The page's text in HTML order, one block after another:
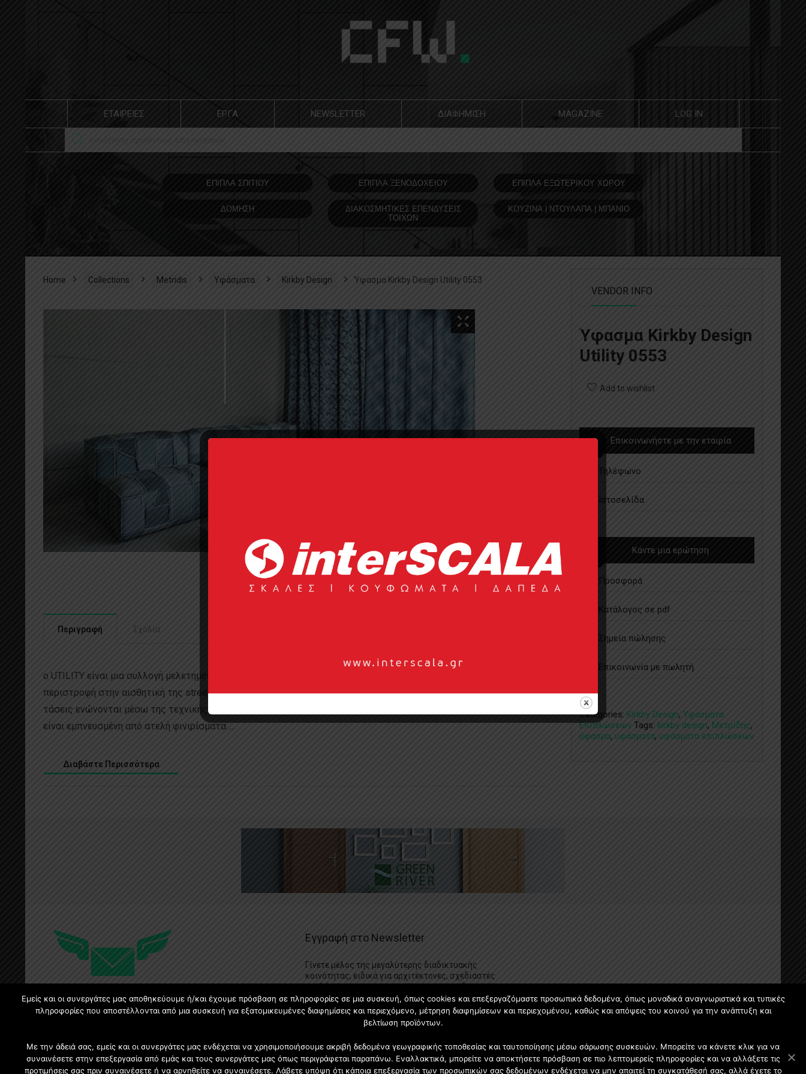
ΕΤΑΙΡΕΙΕΣ ΕΡΓΑ NEWSLETTER ΔΙΑΦΗΜΙΣΗ MAGAZINE LOG IN
ΕΠΙΠΛΑ ΣΠΙΤΙΟΥ ΕΠΙΠΛΑ ΞΕΝΟΔOΧΕΙΟΥ ΕΠΙΠΛΑ ΕΞΩΤΕΡΙΚΟΥ ΧΩΡΟΥ
ΔΟΜΗΣΗ
ΔΙΑΚΟΣΜΗΤΙΚΕΣ ΕΠΕΝΔΥΣΕΙΣ
ΤΟΙΧΩΝ
ΚΟΥΖΙΝΑ | ΝΤΟΥΛΑΠΑ | ΜΠΑΝΙΟ
Home Collections Metridis Υφάσματα Kirkby Design Ύφασμα Kirkby Design Utility 0553
Περιγραφή Σχόλια
ο UTILITY είναι μια συλλογή μελετημένων σχεδίων για ταπετσαρίες και κουρτίνες, που αποτελεί μια απαλή
περιστροφή στην αισθητική της street art. Η οργανική υλικότητα και τα μινιμαλιστικά σχέδια με γνώμονα τις
τάσεις ενώνονται μέσω της τεχνικής καινοτομίας. Η μόδα, η υφή και η τεχνική είναι κεντρικά στη συλλογή, η οποία
είναι εμπνευσμένη από ατελή φινιρίσματα ...
Διαβάστε Περισσότερα
VENDOR INFO
Ύφασμα Kirkby Design
Utility 0553
Add to wishlist
Επικοινωνήστε με την εταιρία
Τηλέφωνο
Ιστοσελίδα
Κάντε μια ερώτηση
Προσφορά
Κατάλογος σε pdf
Σημεία πώλησης
Επικοινωνία με πωλητή
Categories: Kirkby Design, Υφάσματα
Επιπλώσεων Tags: kirkby design, Μετρίδης,
ύφασμα, υφάσματα, υφάσματα επιπλώσεων
Εγγραφή στο Newsletter
Γίνετε μέλος της μεγαλύτερης διαδικτυακής
κοινότητας, ειδικά για αρχιτέκτονες, σχεδιαστές
και λάτρεις της κατασκευής και του σχεδιασμού
επίπλων.
Εμείς και οι συνεργάτες μας αποθηκεύουμε ή/και έχουμε πρόσβαση σε πληροφορίες σε μια συσκευή, όπως cookies και επεξεργαζόμαστε προσωπικά δεδομένα, όπως μοναδικά αναγνωριστικά και τυπικές
πληροφορίες που αποστέλλονται από μια συσκευή για εξατομικευμένες διαφημίσεις και περιεχόμενο, μέτρηση διαφημίσεων και περιεχομένου, καθώς και απόψεις του κοινού για την ανάπτυξη και
βελτίωση προϊόντων.
Με την άδειά σας, εμείς και οι συνεργάτες μας ενδέχεται να χρησιμοποιήσουμε ακριβή δεδομένα γεωγραφικής τοποθεσίας και ταυτοποίησης μέσω σάρωσης συσκευών. Μπορείτε να κάνετε κλικ για να
συναινέσετε στην επεξεργασία από εμάς και τους συνεργάτες μας όπως περιγράφεται παραπάνω. Εναλλακτικά, μπορείτε να αποκτήσετε πρόσβαση σε πιο λεπτομερείς πληροφορίες και να αλλάξετε τις
προτιμήσεις σας πριν συναινέσετε ή να αρνηθείτε να συναινέσετε. Λάβετε υπόψη ότι κάποια επεξεργασία των προσωπικών σας δεδομένων ενδέχεται να μην απαιτεί τη συγκατάθεσή σας, αλλά έχετε το